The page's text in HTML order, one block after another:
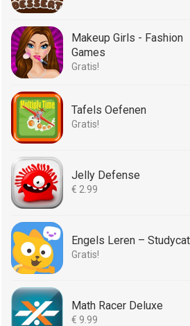
Makeup Girls - Fashion
Games
Gratis!
Tafels Oefenen
Gratis!
Jelly Defense
€ 2.99
Engels Leren – Studycat
Gratis!
Math Racer Deluxe
€ 9.99